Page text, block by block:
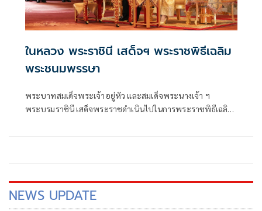
ในหลวง พระราชินี เสด็จฯ พระราชพิธีเฉลิม
พระชนมพรรษา
พระบาทสมเด็จพระเจ้าอยู่หัว และสมเด็จพระนางเจ้า ฯ
พระบรมราชินี เสด็จพระราชดำเนินไปในการพระราชพิธีเฉลิม
NEWS UPDATE